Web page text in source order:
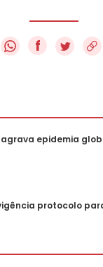
f
epidemia
protocolo